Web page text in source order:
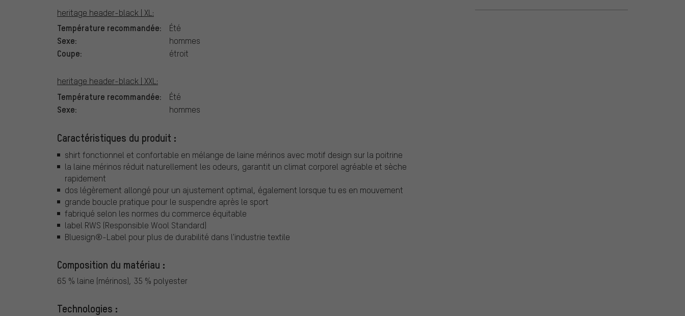
heritage header-black | XL:
Température recommandée: Été
Sexe: hommes
Coupe: étroit
heritage header-black | XXL:
Température recommandée: Été
Sexe: hommes
Caractéristiques du produit :
shirt fonctionnel et confortable en mélange de laine mérinos avec motif design sur la poitrine
la laine mérinos réduit naturellement les odeurs, garantit un climat corporel agréable et sèche
rapidement
dos légèrement allongé pour un ajustement optimal, également lorsque tu es en mouvement
grande boucle pratique pour le suspendre après le sport
fabriqué selon les normes du commerce équitable
label RWS (Responsible Wool Standard)
Bluesign®-Label pour plus de durabilité dans l'industrie textile
Composition du matériau :
65 % laine (mérinos), 35 % polyester
Technologies :